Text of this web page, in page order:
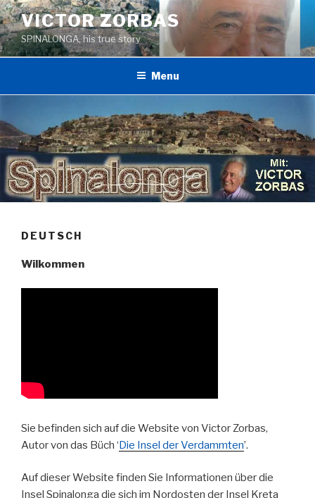
Skip
to
content
VICTOR ZORBAS
SPINALONGA, his true story
Menu
DEUTSCH
Wilkommen
Sie befinden sich auf die Website von Victor Zorbas,
Autor von das Büch ‘Die Insel der Verdammten’.
Auf dieser Website finden Sie Informationen über die
Insel Spinalonga die sich im Nordosten der Insel Kreta